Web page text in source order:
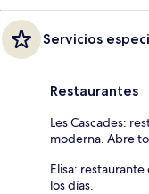
Servicios
Restaurantes
Les Cascades:
moderna. Abre
Elisa:
los días.